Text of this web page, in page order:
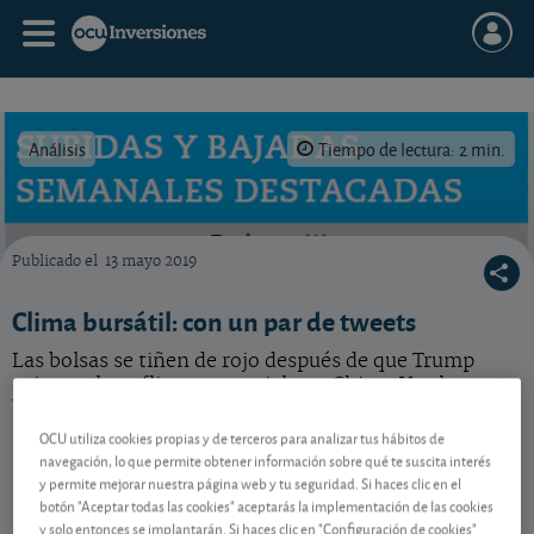
Análisis Tiempo de lectura: 2 min.
Publicado el 13 mayo 2019
Clima bursátil: con un par de tweets
Las bolsas se tiñen de rojo después de que Trump
avivara el conflicto comercial con China. Vea las
Contenido reservado a SOCIOS
OCU utiliza cookies propias y de terceros para analizar tus hábitos de
navegación, lo que permite obtener información sobre qué te suscita interés
y permite mejorar nuestra página web y tu seguridad. Si haces clic en el
botón "Aceptar todas las cookies" aceptarás la implementación de las cookies
y solo entonces se implantarán. Si haces clic en "Configuración de cookies"